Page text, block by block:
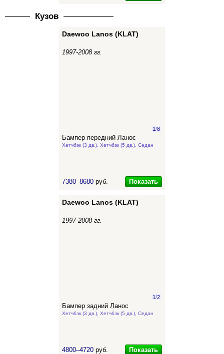
Кузов
Daewoo Lanos (KLAT)
1997-2008 гг.
1/8
Бампер передний Ланос
Хетчбэк (3 дв.), Хетчбэк (5 дв.), Седан
7380–8680 руб. Показать
Daewoo Lanos (KLAT)
1997-2008 гг.
1/2
Бампер задний Ланос
Хетчбэк (3 дв.), Хетчбэк (5 дв.), Седан
4800–4720 руб. Показать